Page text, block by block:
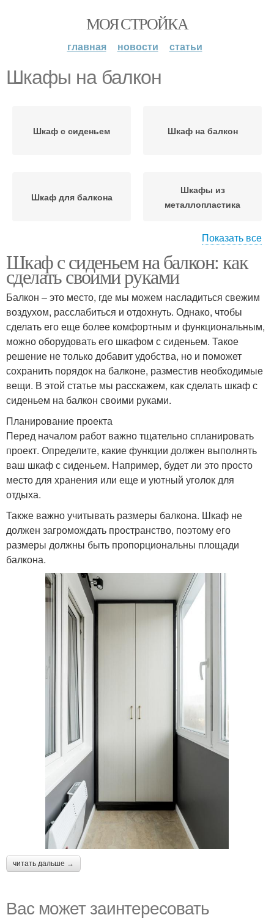
МОЯ СТРОЙКА
главная новости статьи
Шкафы на балкон
Шкаф с сиденьем Шкаф на балкон
Шкаф для балкона
Шкафы из
металлопластика
Место для шкафа Шкаф из массива
Показать все
Шкаф с сиденьем на балкон: как
сделать своими руками
Балкон – это место, где мы можем насладиться свежим
воздухом, расслабиться и отдохнуть. Однако, чтобы
сделать его еще более комфортным и функциональным,
можно оборудовать его шкафом с сиденьем. Такое
решение не только добавит удобства, но и поможет
сохранить порядок на балконе, разместив необходимые
вещи. В этой статье мы расскажем, как сделать шкаф с
сиденьем на балкон своими руками.
Планирование проекта
Перед началом работ важно тщательно спланировать
проект. Определите, какие функции должен выполнять
ваш шкаф с сиденьем. Например, будет ли это просто
место для хранения или еще и уютный уголок для
отдыха.
Также важно учитывать размеры балкона. Шкаф не
должен загромождать пространство, поэтому его
размеры должны быть пропорциональны площади
балкона.
читать дальше →
Вас может заинтересовать